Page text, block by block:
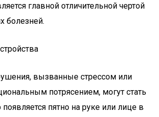
главной отличительной чертой
болезней.
вызванные стрессом или
потрясением, могут стать
появляется пятно на руке или лице в